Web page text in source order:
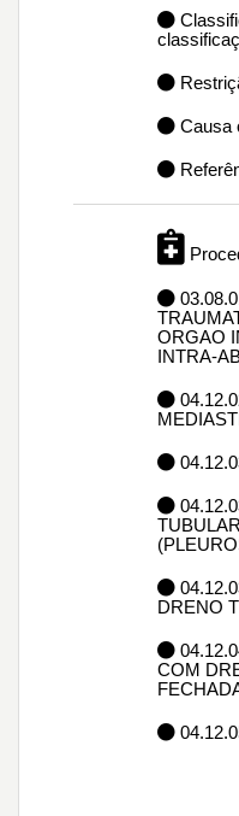
Causa
ORGAO
INTRA-
DRENO
COM